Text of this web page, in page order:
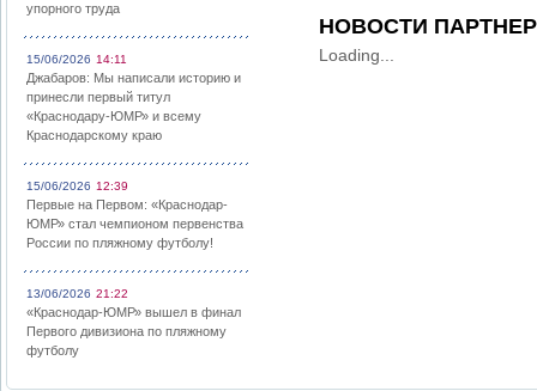
упорного труда
15/06/2026 14:11
Джабаров: Мы написали историю и
принесли первый титул
«Краснодару-ЮМР» и всему
Краснодарскому краю
15/06/2026 12:39
Первые на Первом: «Краснодар-
ЮМР» стал чемпионом первенства
России по пляжному футболу!
13/06/2026 21:22
«Краснодар-ЮМР» вышел в финал
Первого дивизиона по пляжному
футболу
НОВОСТИ
Loading...